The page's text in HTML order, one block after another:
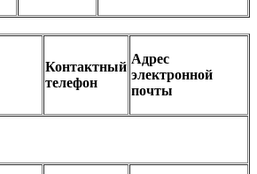
Контактный
телефон
Адрес
электронной
почты